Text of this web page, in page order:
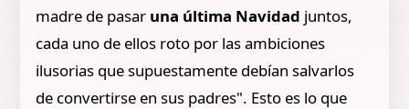
madre de pasar una última Navidad juntos,
cada uno de ellos roto por las ambiciones
ilusorias que supuestamente debían salvarlos
de convertirse en sus padres". Esto es lo que